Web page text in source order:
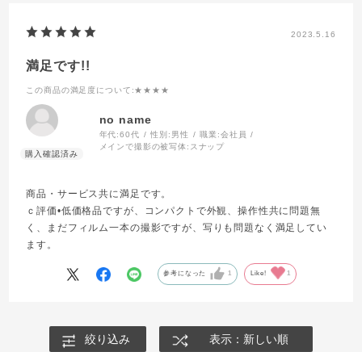
2023.5.16
満足です!!
この商品の満足度について :★★★★
no name
年代:60代 性別: 男性 職業:会社員
メインで撮影の被写体: スナップ
商品・サービス共に満足です。
ｃ評価•低価格品ですが、コンパクトで外観、操作性共に問題無
く、まだフィルム一本の撮影ですが、写りも問題なく満足してい
ます。
参考になった 1 Like! 1
絞り込み 表示：新しい順